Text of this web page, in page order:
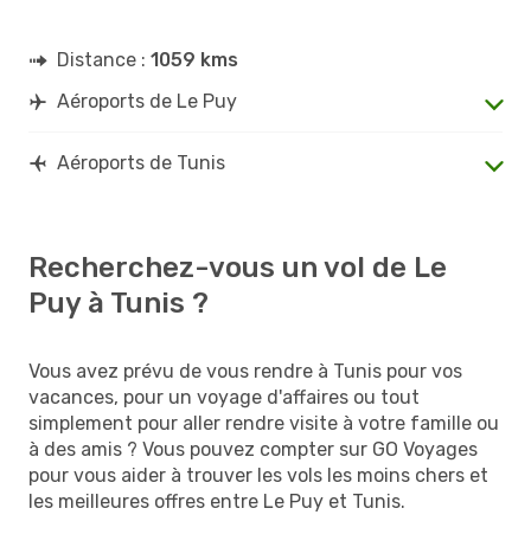
Distance : 1059 kms
Aéroports de Le Puy
Aéroports de Tunis
Recherchez-vous un vol de Le
Puy à Tunis ?
Vous avez prévu de vous rendre à Tunis pour vos
vacances, pour un voyage d'affaires ou tout
simplement pour aller rendre visite à votre famille ou
à des amis ? Vous pouvez compter sur GO Voyages
pour vous aider à trouver les vols les moins chers et
les meilleures offres entre Le Puy et Tunis.